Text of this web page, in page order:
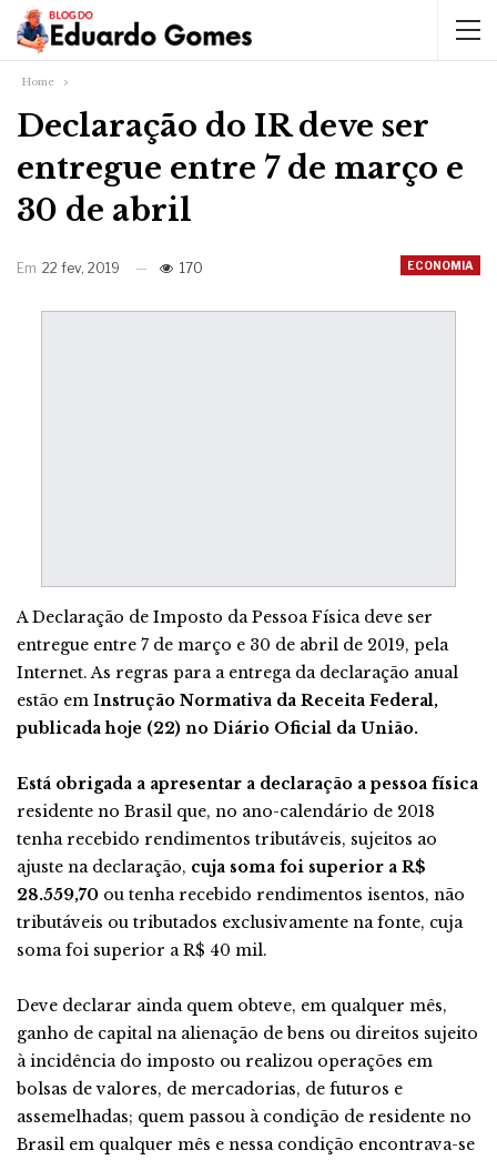
Home
Declaração do IR deve ser
entregue entre 7 de março e
30 de abril
ECONOMIA
Em 22 fev, 2019 170
A Declaração de Imposto da Pessoa Física deve ser
entregue entre 7 de março e 30 de abril de 2019, pela
Internet. As regras para a entrega da declaração anual
estão em Instrução Normativa da Receita Federal,
publicada hoje (22) no Diário Oficial da União.
Está obrigada a apresentar a declaração a pessoa física
residente no Brasil que, no ano-calendário de 2018
tenha recebido rendimentos tributáveis, sujeitos ao
ajuste na declaração, cuja soma foi superior a R$
28.559,70 ou tenha recebido rendimentos isentos, não
tributáveis ou tributados exclusivamente na fonte, cuja
soma foi superior a R$ 40 mil.
Deve declarar ainda quem obteve, em qualquer mês,
ganho de capital na alienação de bens ou direitos sujeito
à incidência do imposto ou realizou operações em
bolsas de valores, de mercadorias, de futuros e
assemelhadas; quem passou à condição de residente no
Brasil em qualquer mês e nessa condição encontrava-se